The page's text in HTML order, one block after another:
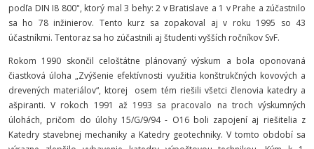
podľa DIN I8 800", ktorý mal 3 behy: 2 v Bratislave a 1 v Prahe a zúčastnilo
sa ho 78 inžinierov. Tento kurz sa zopakoval aj v roku 1995 so 43
účastníkmi. Tentoraz sa ho zúčastnili aj študenti vyšších ročníkov SvF.
Rokom 1990 skončil celoštátne plánovaný výskum a bola oponovaná
čiastková úloha „Zvýšenie efektívnosti využitia konštrukčných kovových a
drevených materiálov“, ktorej osem tém riešili všetci členovia katedry a
ašpiranti. V rokoch 1991 až 1993 sa pracovalo na troch výskumných
úlohách, pričom do úlohy 15/G/9/94 - O16 boli zapojení aj riešitelia z
Katedry stavebnej mechaniky a Katedry geotechniky. V tomto období sa